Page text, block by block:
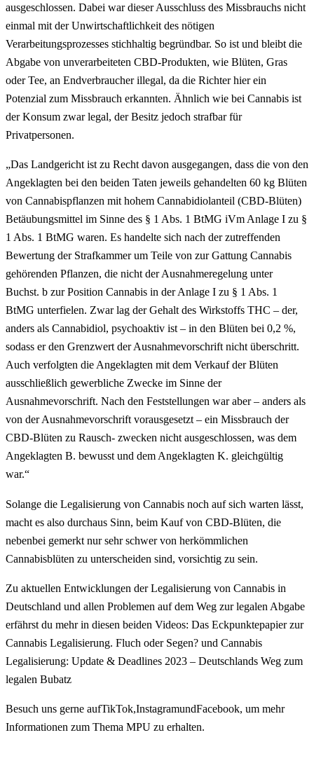
ausgeschlossen. Dabei war dieser Ausschluss des Missbrauchs nicht
einmal mit der Unwirtschaftlichkeit des nötigen
Verarbeitungsprozesses stichhaltig begründbar. So ist und bleibt die
Abgabe von unverarbeiteten CBD-Produkten, wie Blüten, Gras
oder Tee, an Endverbraucher illegal, da die Richter hier ein
Potenzial zum Missbrauch erkannten. Ähnlich wie bei Cannabis ist
der Konsum zwar legal, der Besitz jedoch strafbar für
Privatpersonen.
„Das Landgericht ist zu Recht davon ausgegangen, dass die von den
Angeklagten bei den beiden Taten jeweils gehandelten 60 kg Blüten
von Cannabispflanzen mit hohem Cannabidiolanteil (CBD-Blüten)
Betäubungsmittel im Sinne des § 1 Abs. 1 BtMG iVm Anlage I zu §
1 Abs. 1 BtMG waren. Es handelte sich nach der zutreffenden
Bewertung der Strafkammer um Teile von zur Gattung Cannabis
gehörenden Pflanzen, die nicht der Ausnahmeregelung unter
Buchst. b zur Position Cannabis in der Anlage I zu § 1 Abs. 1
BtMG unterfielen. Zwar lag der Gehalt des Wirkstoffs THC – der,
anders als Cannabidiol, psychoaktiv ist – in den Blüten bei 0,2 %,
sodass er den Grenzwert der Ausnahmevorschrift nicht überschritt.
Auch verfolgten die Angeklagten mit dem Verkauf der Blüten
ausschließlich gewerbliche Zwecke im Sinne der
Ausnahmevorschrift. Nach den Feststellungen war aber – anders als
von der Ausnahmevorschrift vorausgesetzt – ein Missbrauch der
CBD-Blüten zu Rausch- zwecken nicht ausgeschlossen, was dem
Angeklagten B. bewusst und dem Angeklagten K. gleichgültig
war.“
Solange die Legalisierung von Cannabis noch auf sich warten lässt,
macht es also durchaus Sinn, beim Kauf von CBD-Blüten, die
nebenbei gemerkt nur sehr schwer von herkömmlichen
Cannabisblüten zu unterscheiden sind, vorsichtig zu sein.
Zu aktuellen Entwicklungen der Legalisierung von Cannabis in
Deutschland und allen Problemen auf dem Weg zur legalen Abgabe
erfährst du mehr in diesen beiden Videos: Das Eckpunktepapier zur
Cannabis Legalisierung. Fluch oder Segen? und Cannabis
Legalisierung: Update & Deadlines 2023 – Deutschlands Weg zum
legalen Bubatz
Besuch uns gerne aufTikTok,InstagramundFacebook, um mehr
Informationen zum Thema MPU zu erhalten.